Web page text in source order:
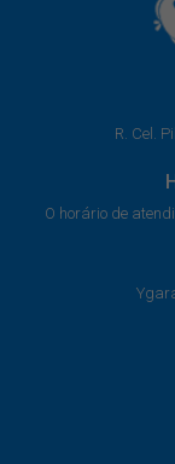
R. Cel.
O horário de